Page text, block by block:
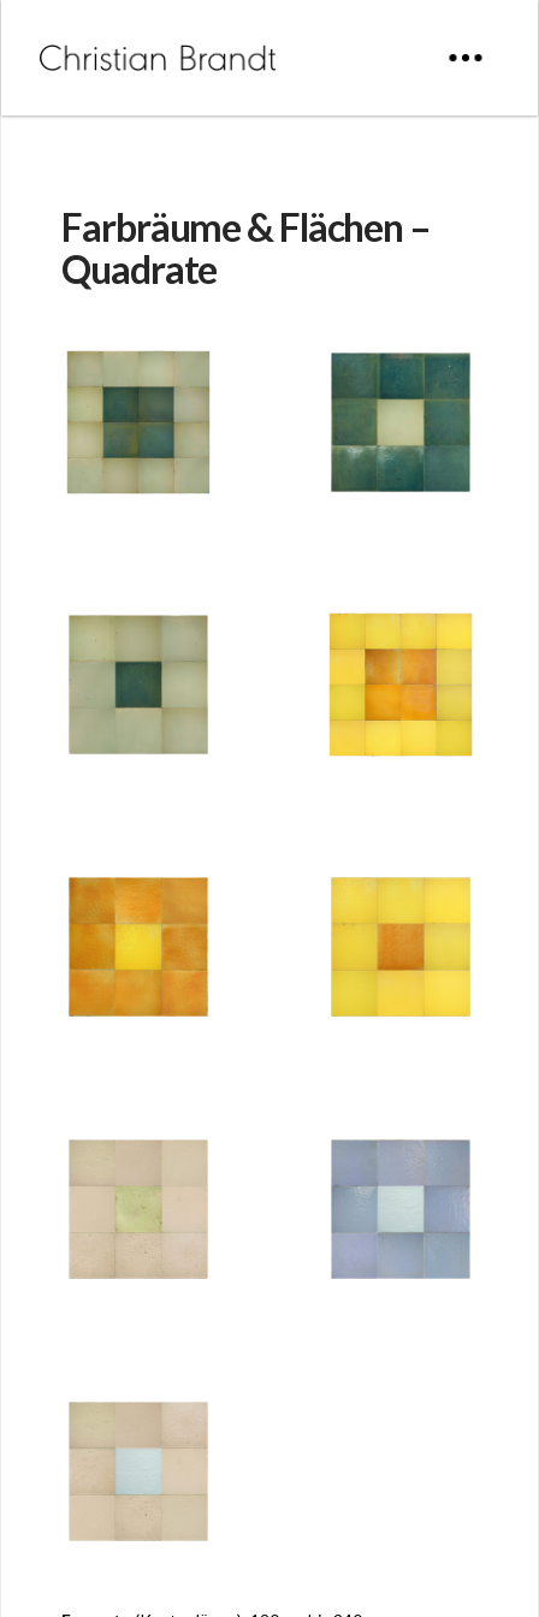
Farbräume & Flächen –
Quadrate